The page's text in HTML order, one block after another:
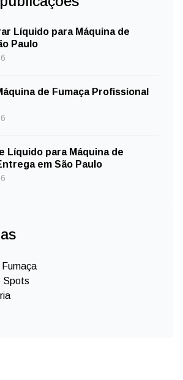
Líquido para Máquina de
Paulo
de Fumaça Profissional
Líquido para Máquina de
em São Paulo
Fumaça
Spots